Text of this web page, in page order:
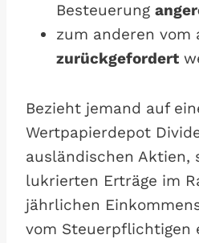
Besteuerung
zum anderen vom
zurückgefordert
Bezieht jemand auf
Wertpapierdepot
ausländischen Aktien,
lukrierten Erträge im
jährlichen
vom Steuerpflichtigen